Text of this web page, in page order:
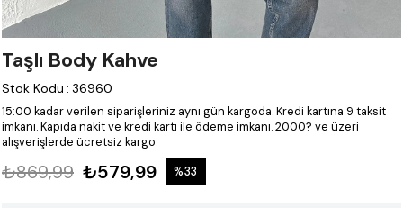
Taşlı Body Kahve
Stok Kodu : 36960
15:00 kadar verilen siparişleriniz aynı gün kargoda.Kredi kartına 9 taksit
imkanı.Kapıda nakit ve kredi kartı ile ödeme imkanı.2000? ve üzeri
alışverişlerde ücretsiz kargo
₺869,99 ₺579,99 %33